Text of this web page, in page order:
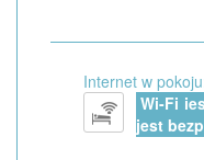
Internet w
Wi-Fi
jest